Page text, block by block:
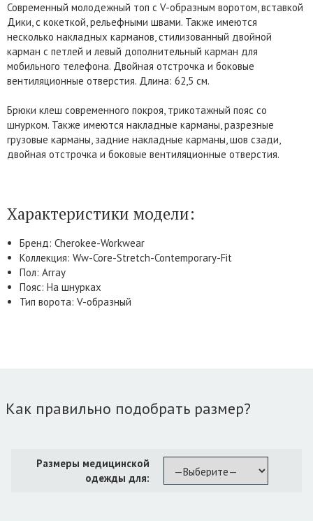
Современный молодежный топ с V-образным воротом, вставкой
Дики, с кокеткой, рельефными швами. Также имеются
несколько накладных карманов, стилизованный двойной
карман с петлей и левый дополнительный карман для
мобильного телефона. Двойная отстрочка и боковые
вентиляционные отверстия. Длина: 62,5 см.
Брюки клеш современного покроя, трикотажный пояс со
шнурком. Также имеются накладные карманы, разрезные
грузовые карманы, задние накладные карманы, шов сзади,
двойная отстрочка и боковые вентиляционные отверстия.
Характеристики модели:
Бренд: Cherokee-Workwear
Коллекция: Ww-Core-Stretch-Contemporary-Fit
Пол: Array
Пояс: На шнурках
Тип ворота: V-образный
Как правильно подобрать размер?
Размеры медицинской
одежды для: